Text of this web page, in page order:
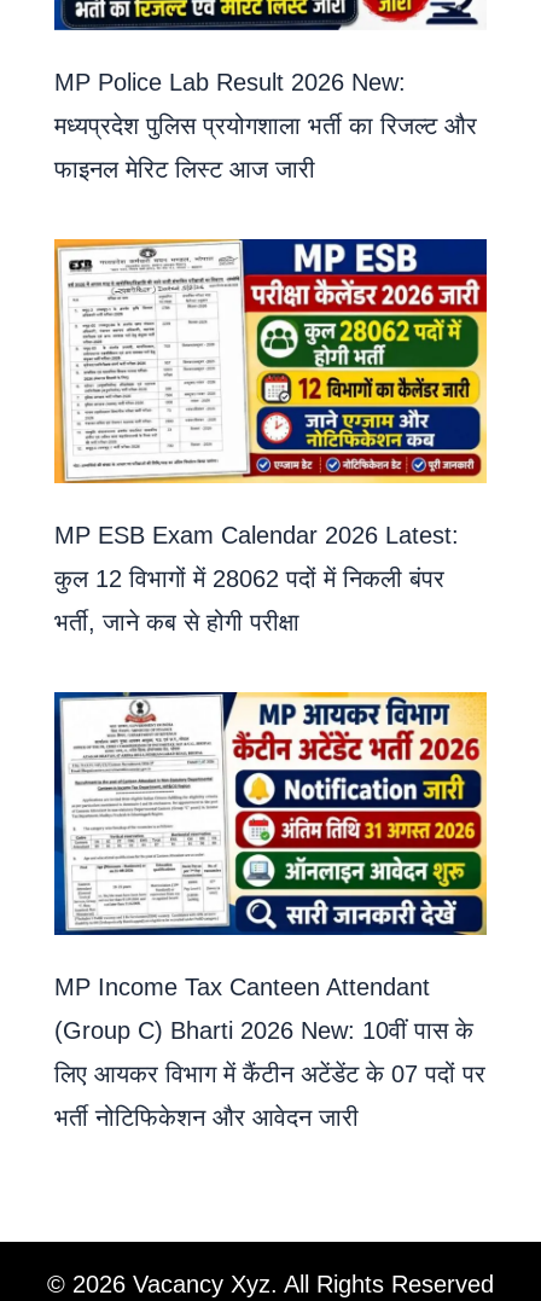
MP Police Lab Result 2026 New:
मध्यप्रदेश पुलिस प्रयोगशाला भर्ती का रिजल्ट और
फाइनल मेरिट लिस्ट आज जारी
MP ESB Exam Calendar 2026 Latest:
कुल 12 विभागों में 28062 पदों में निकली बंपर
भर्ती, जाने कब से होगी परीक्षा
MP Income Tax Canteen Attendant
(Group C) Bharti 2026 New: 10वीं पास के
लिए आयकर विभाग में कैंटीन अटेंडेंट के 07 पदों पर
भर्ती नोटिफिकेशन और आवेदन जारी
© 2026 Vacancy Xyz. All Rights Reserved